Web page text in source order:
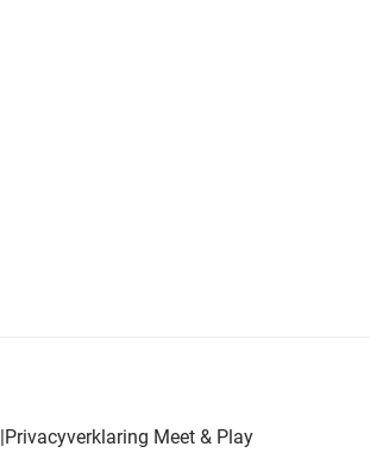
Privacyverklaring Meet & Play